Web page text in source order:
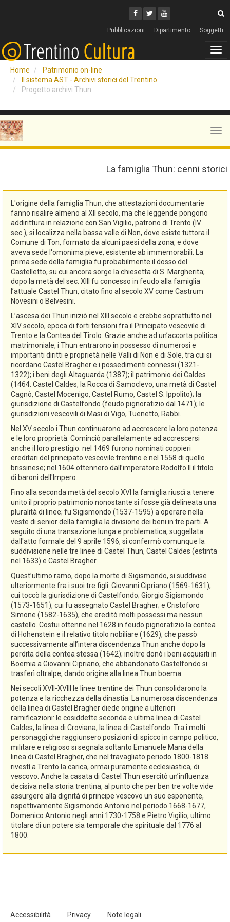
Facebook
Twitter
Youtube
Pubblicazioni Dipartimento Soggetti
Home
Patrimonio on-line
Il sistema AST - Archivi storici del Trentino
Progetto archivi Thun
La famiglia Thun: cenni storici
L'origine della famiglia Thun, che attestazioni documentarie
fanno risalire almeno al XII secolo, ma che leggende pongono
addirittura in relazione con San Vigilio, patrono di Trento (IV
sec.), si localizza nella bassa valle di Non, dove esiste tuttora il
Comune di Ton, formato da alcuni paesi della zona, e dove
aveva sede l'omonima pieve, esistente ab immemorabili. La
prima sede della famiglia fu probabilmente il dosso del
Castelletto, su cui ancora sorge la chiesetta di S. Margherita;
dopo la metà del sec. XIII fu concesso in feudo alla famiglia
l’attuale Castel Thun, citato fino al secolo XV come Castrum
Novesini o Belvesini.
L’ascesa dei Thun iniziò nel XIII secolo e crebbe soprattutto nel
XIV secolo, epoca di forti tensioni fra il Principato vescovile di
Trento e la Contea del Tirolo. Grazie anche ad un’accorta politica
matrimoniale, i Thun entrarono in possesso di numerosi e
importanti diritti e proprietà nelle Valli di Non e di Sole, tra cui si
ricordano Castel Bragher e i possedimenti connessi (1321-
1322); i beni degli Altaguarda (1387); il patrimonio dei Caldes
(1464: Castel Caldes, la Rocca di Samoclevo, una metà di Castel
Cagnò, Castel Mocenigo, Castel Rumo, Castel S. Ippolito); la
giurisdizione di Castelfondo (feudo pignoratizio dal 1471); le
giurisdizioni vescovili di Masi di Vigo, Tuenetto, Rabbi.
Nel XV secolo i Thun continuarono ad accrescere la loro potenza
e le loro proprietà. Cominciò parallelamente ad accrescersi
anche il loro prestigio: nel 1469 furono nominati coppieri
ereditari del principato vescovile trentino e nel 1558 di quello
brissinese; nel 1604 ottennero dall’imperatore Rodolfo II il titolo
di baroni dell'Impero.
Fino alla seconda metà del secolo XVI la famiglia riuscì a tenere
unito il proprio patrimonio nonostante si fosse già delineata una
pluralità di linee; fu Sigismondo (1537-1595) a operare nella
veste di senior della famiglia la divisione dei beni in tre parti. A
seguito di una transazione lunga e problematica, suggellata
dall'atto formale del 9 aprile 1596, si confermò comunque la
suddivisione nelle tre linee di Castel Thun, Castel Caldes (estinta
nel 1633) e Castel Bragher.
Quest’ultimo ramo, dopo la morte di Sigismondo, si suddivise
ulteriormente fra i suoi tre figli: Giovanni Cipriano (1569-1631),
cui toccò la giurisdizione di Castelfondo; Giorgio Sigismondo
(1573-1651), cui fu assegnato Castel Bragher; e Cristoforo
Simone (1582-1635), che ereditò molti possessi ma nessun
castello. Costui ottenne nel 1628 in feudo pignoratizio la contea
di Hohenstein e il relativo titolo nobiliare (1629), che passò
successivamente all’intera discendenza Thun anche dopo la
perdita della contea stessa (1642); inoltre donò i beni acquisiti in
Boemia a Giovanni Cipriano, che abbandonato Castelfondo si
trasferì oltralpe, dando origine alla linea Thun boema.
Nei secoli XVII-XVIII le linee trentine dei Thun consolidarono la
potenza e la ricchezza della dinastia. La numerosa discendenza
della linea di Castel Bragher diede origine a ulteriori
ramificazioni: le cosiddette seconda e ultima linea di Castel
Caldes, la linea di Croviana, la linea di Castelfondo. Tra i molti
personaggi che raggiunsero posizioni di spicco in campo politico,
militare e religioso si segnala soltanto Emanuele Maria della
linea di Castel Bragher, che nel travagliato periodo 1800-1818
rivestì a Trento la carica, ormai puramente ecclesiastica, di
vescovo. Anche la casata di Castel Thun esercitò un’influenza
decisiva nella storia trentina, al punto che per ben tre volte vide
assurgere alla dignità di principe vescovo un suo esponente,
rispettivamente Sigismondo Antonio nel periodo 1668-1677,
Domenico Antonio negli anni 1730-1758 e Pietro Vigilio, ultimo
titolare di un potere sia temporale che spirituale dal 1776 al
1800.
Accessibilità Privacy Note legali